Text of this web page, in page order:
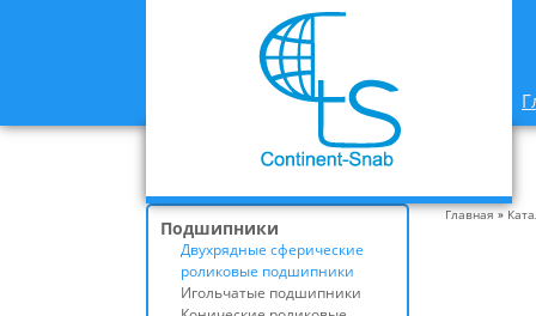
Главная»
Подшипники
Двухрядные сферические
роликовые подшипники
Игольчатые подшипники